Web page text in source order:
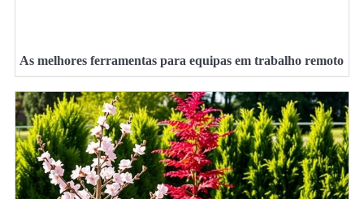
As melhores ferramentas para equipas em trabalho remoto